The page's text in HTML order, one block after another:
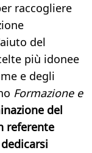
raccogliere
del
più idonee
e degli
Formazione e
del
referente